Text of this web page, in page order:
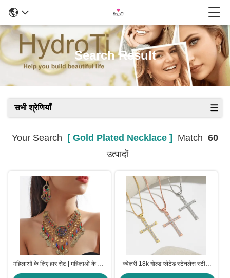
Search Result
सभी श्रेणियाँ
Your Search [ Gold Plated Necklace ] Match 60
उत्पादों
महिलाओं के लिए हार सेट | महिलाओं के लिए
मोती आभूषण सेट | गोल्ड प्लेटेड आभूषण सेट
ज्वेलरी 18k गोल्ड प्लेटेड स्टेनलेस स्टील
ज्वेलरी महिला चोकर क्रॉस नेकलेस 20 इंच